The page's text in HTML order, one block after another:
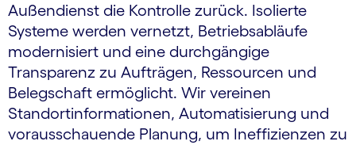
Außendienst die Kontrolle zurück. Isolierte
Systeme werden vernetzt, Betriebsabläufe
modernisiert und eine durchgängige
Transparenz zu Aufträgen, Ressourcen und
Belegschaft ermöglicht. Wir vereinen
Standortinformationen, Automatisierung und
vorausschauende Planung, um Ineffizienzen zu